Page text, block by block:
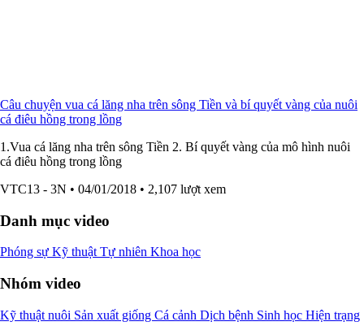
Câu chuyện vua cá lăng nha trên sông Tiền và bí quyết vàng của nuôi
cá điêu hồng trong lồng
1.Vua cá lăng nha trên sông Tiền 2. Bí quyết vàng của mô hình nuôi
cá điêu hồng trong lồng
VTC13 - 3N • 04/01/2018 • 2,107 lượt xem
Danh mục video
Phóng sự Kỹ thuật Tự nhiên Khoa học
Nhóm video
Kỹ thuật nuôi Sản xuất giống Cá cảnh Dịch bệnh Sinh học Hiện trạng